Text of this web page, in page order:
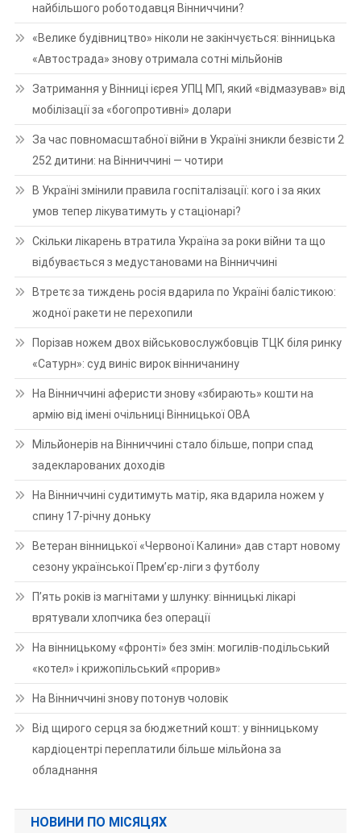
найбільшого роботодавця Вінниччини?
«Велике будівництво» ніколи не закінчується: вінницька
«Автострада» знову отримала сотні мільйонів
Затримання у Вінниці ієрея УПЦ МП, який «відмазував» від
мобілізації за «богопротивні» долари
За час повномасштабної війни в Україні зникли безвісти 2
252 дитини: на Вінниччині — чотири
В Україні змінили правила госпіталізації: кого і за яких
умов тепер лікуватимуть у стаціонарі?
Скільки лікарень втратила Україна за роки війни та що
відбувається з медустановами на Вінниччині
Втретє за тиждень росія вдарила по Україні балістикою:
жодної ракети не перехопили
Порізав ножем двох військовослужбовців ТЦК біля ринку
«Сатурн»: суд виніс вирок вінничанину
На Вінниччині аферисти знову «збирають» кошти на
армію від імені очільниці Вінницької ОВА
Мільйонерів на Вінниччині стало більше, попри спад
задекларованих доходів
На Вінниччині судитимуть матір, яка вдарила ножем у
спину 17-річну доньку
Ветеран вінницької «Червоної Калини» дав старт новому
сезону української Прем’єр-ліги з футболу
П’ять років із магнітами у шлунку: вінницькі лікарі
врятували хлопчика без операції
На вінницькому «фронті» без змін: могилів-подільський
«котел» і крижопільський «прорив»
На Вінниччині знову потонув чоловік
Від щирого серця за бюджетний кошт: у вінницькому
кардіоцентрі переплатили більше мільйона за
обладнання
НОВИНИ ПО МІСЯЦЯХ